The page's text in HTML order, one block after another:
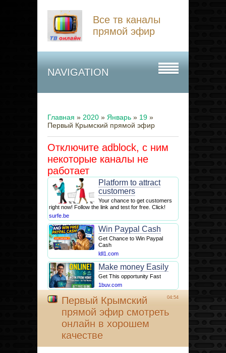
Все тв каналы
прямой эфир
NAVIGATION
Главная » 2020 » Январь » 19 »
Первый Крымский прямой эфир
Отключите adblock, с ним
некоторые каналы не
работает
Platform to attract
customers
Your chance to get customers
right now! Follow the link and test for free. Click!
surfe.be
Win Paypal Cash
Get Chance to Win Paypal
Cash
ldl1.com
Make money Easily
Get This opportunity Fast
1buv.com
04:54
Первый Крымский
прямой эфир смотреть
онлайн в хорошем
качестве